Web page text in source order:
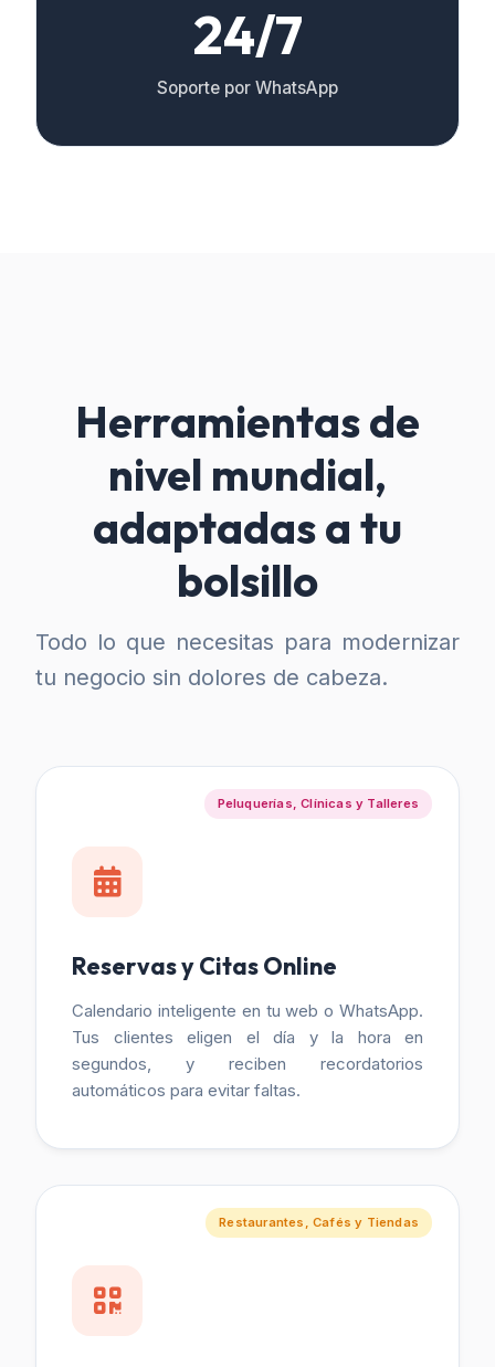
24/7
Soporte por WhatsApp
Herramientas de
nivel mundial,
adaptadas a tu
bolsillo
Todo lo que necesitas para modernizar
tu negocio sin dolores de cabeza.
Peluquerías, Clínicas y Talleres
Reservas y Citas Online
Calendario inteligente en tu web o WhatsApp.
Tus clientes eligen el día y la hora en
segundos, y reciben recordatorios
automáticos para evitar faltas.
Restaurantes, Cafés y Tiendas